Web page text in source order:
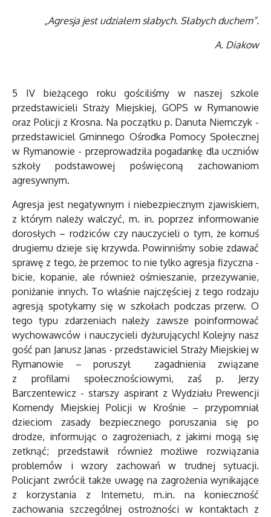
„Agresja jest udziałem słabych. Słabych duchem”.
A. Diakow
5 IV bieżącego roku gościliśmy w naszej szkole
przedstawicieli Straży Miejskiej, GOPS w Rymanowie
oraz Policji z Krosna. Na początku p. Danuta Niemczyk -
przedstawiciel Gminnego Ośrodka Pomocy Społecznej
w Rymanowie - przeprowadziła pogadankę dla uczniów
szkoły podstawowej poświęconą zachowaniom
agresywnym.
Agresja jest negatywnym i niebezpiecznym zjawiskiem,
z którym należy walczyć, m. in. poprzez informowanie
dorosłych – rodziców czy nauczycieli o tym, że komuś
drugiemu dzieje się krzywda. Powinniśmy sobie zdawać
sprawę z tego, że przemoc to nie tylko agresja fizyczna -
bicie, kopanie, ale również ośmieszanie, przezywanie,
poniżanie innych. To właśnie najczęściej z tego rodzaju
agresją spotykamy się w szkołach podczas przerw. O
tego typu zdarzeniach należy zawsze poinformować
wychowawców i nauczycieli dyżurujących! Kolejny nasz
gość pan Janusz Janas - przedstawiciel Straży Miejskiej w
Rymanowie – poruszył zagadnienia związane
z profilami społecznościowymi, zaś p. Jerzy
Barczentewicz - starszy aspirant z Wydziału Prewencji
Komendy Miejskiej Policji w Krośnie – przypomniał
dzieciom zasady bezpiecznego poruszania się po
drodze, informując o zagrożeniach, z jakimi mogą się
zetknąć; przedstawił również możliwe rozwiązania
problemów i wzory zachowań w trudnej sytuacji.
Policjant zwrócił także uwagę na zagrożenia wynikające
z korzystania z Internetu, m.in. na konieczność
zachowania szczególnej ostrożności w kontaktach z